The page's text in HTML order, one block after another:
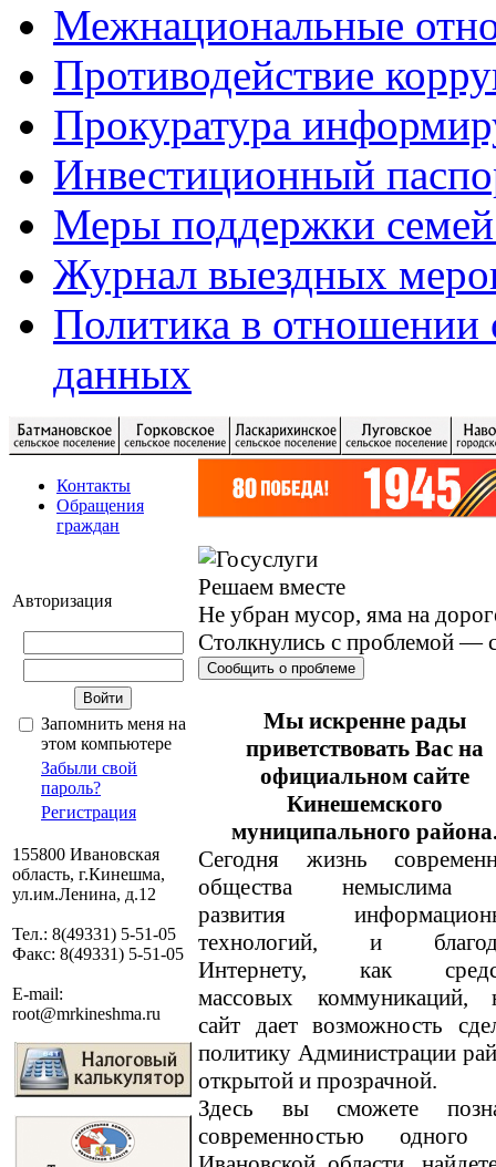
Межнациональные
Противодействие
Прокуратура
Инвестиционный
Меры поддержки
Журнал выездных
Политика в отношении
данных
Контакты
Обращения
граждан
Авторизация
Запомнить меня на
этом компьютере
Забыли свой
пароль?
Регистрация
155800 Ивановская
область, г.Кинешма,
ул.им.Ленина, д.12
Тел.: 8(49331) 5-51-05
Факс: 8(49331) 5-51-05
E-mail:
root@mrkineshma.ru
Решаем вместе
Не убран мусор, яма на
Столкнулись с проблемой —
Сообщить о проблеме
Мы искренне рады
приветствовать Вас на
официальном сайте
Кинешемского
муниципального
Сегодня жизнь
общества немыслима
развития
технологий, и
Интернету, как
массовых коммуникаций,
сайт дает возможность
политику Администрации
открытой и прозрачной.
Здесь вы сможете
современностью